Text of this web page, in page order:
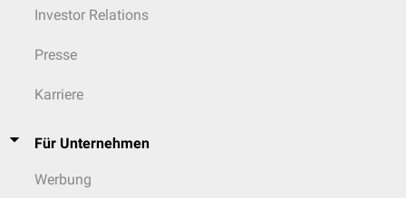
Investor Relations
Presse
Karriere
Für Unternehmen
Werbung